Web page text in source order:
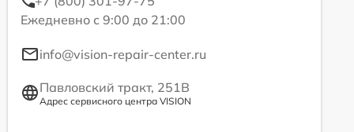
Ежедневно с 9:00 до 21:00
info@vision-repair-center.ru
Павловский тракт, 251В
Адрес сервисного центра VISION